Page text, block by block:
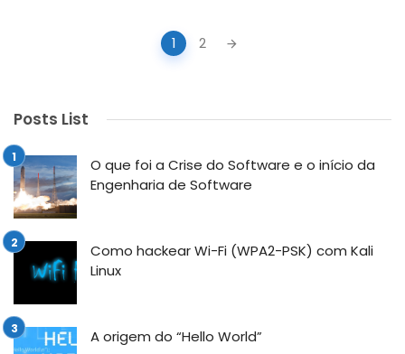
1 2
Posts List
O que foi a Crise do Software e o início da
Engenharia de Software
Como hackear Wi-Fi (WPA2-PSK) com Kali
Linux
A origem do “Hello World”